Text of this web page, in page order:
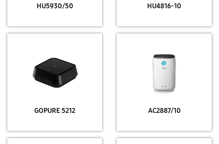
HU5930/50 HU4816-10
GOPURE 5212 AC2887/10